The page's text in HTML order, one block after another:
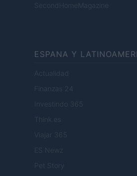
SecondHomeMagazine
ESPANA Y
Actualidad
Finanzas 24
Investindo 365
Think.es
Viajar 365
ES Newz
Pet Story